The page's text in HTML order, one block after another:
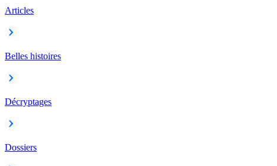
Articles
Belles histoires
Décryptages
Dossiers